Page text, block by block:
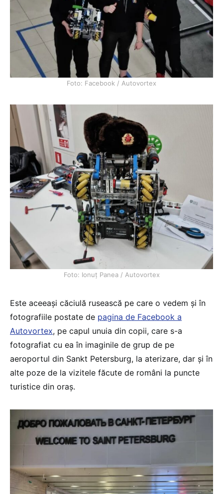
Foto: Facebook / Autovortex
Foto: Ionuț Panea / Autovortex
Este aceeași căciulă rusească pe care o vedem și în
fotografiile postate de pagina de Facebook a
Autovortex, pe capul unuia din copii, care s-a
fotografiat cu ea în imaginile de grup de pe
aeroportul din Sankt Petersburg, la aterizare, dar și în
alte poze de la vizitele făcute de români la puncte
turistice din oraș.